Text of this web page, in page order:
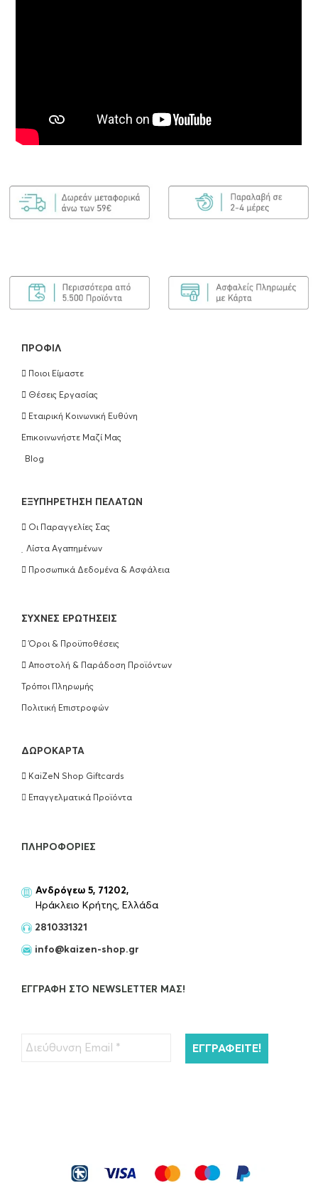
ΠΡΟΦΊΛ
Ποιοι Είμαστε
Θέσεις Εργασίας
Εταιρική Κοινωνική Ευθύνη
Επικοινωνήστε Μαζί Μας
Blog
EΞΥΠΗΡΈΤΗΣΗ ΠΕΛΑΤΏΝ
Οι Παραγγελίες Σας
Λίστα Αγαπημένων
Προσωπικά Δεδομένα & Ασφάλεια
ΣΥΧΝΈΣ ΕΡΩΤΉΣΕΙΣ
Όροι & Προϋποθέσεις
Αποστολή & Παράδοση Προϊόντων
Τρόποι Πληρωμής
Πολιτική Επιστροφών
ΔΩΡΟΚΆΡΤΑ
KaiZeN Shop Giftcards
Επαγγελματικά Προϊόντα
ΠΛΗΡΟΦΟΡΊΕΣ
Ανδρόγεω 5, 71202,
Ηράκλειο Κρήτης, Ελλάδα
2810331321
info@kaizen-shop.gr
ΕΓΓΡΑΦΉ ΣΤΟ NEWSLETTER ΜΑΣ!